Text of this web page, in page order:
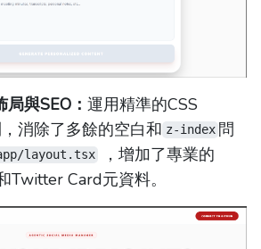
與SEO： 運用精準的CSS
消除了多餘的空白和 z-index 問
layout.tsx
，增加了專業的
Twitter Card元資料。